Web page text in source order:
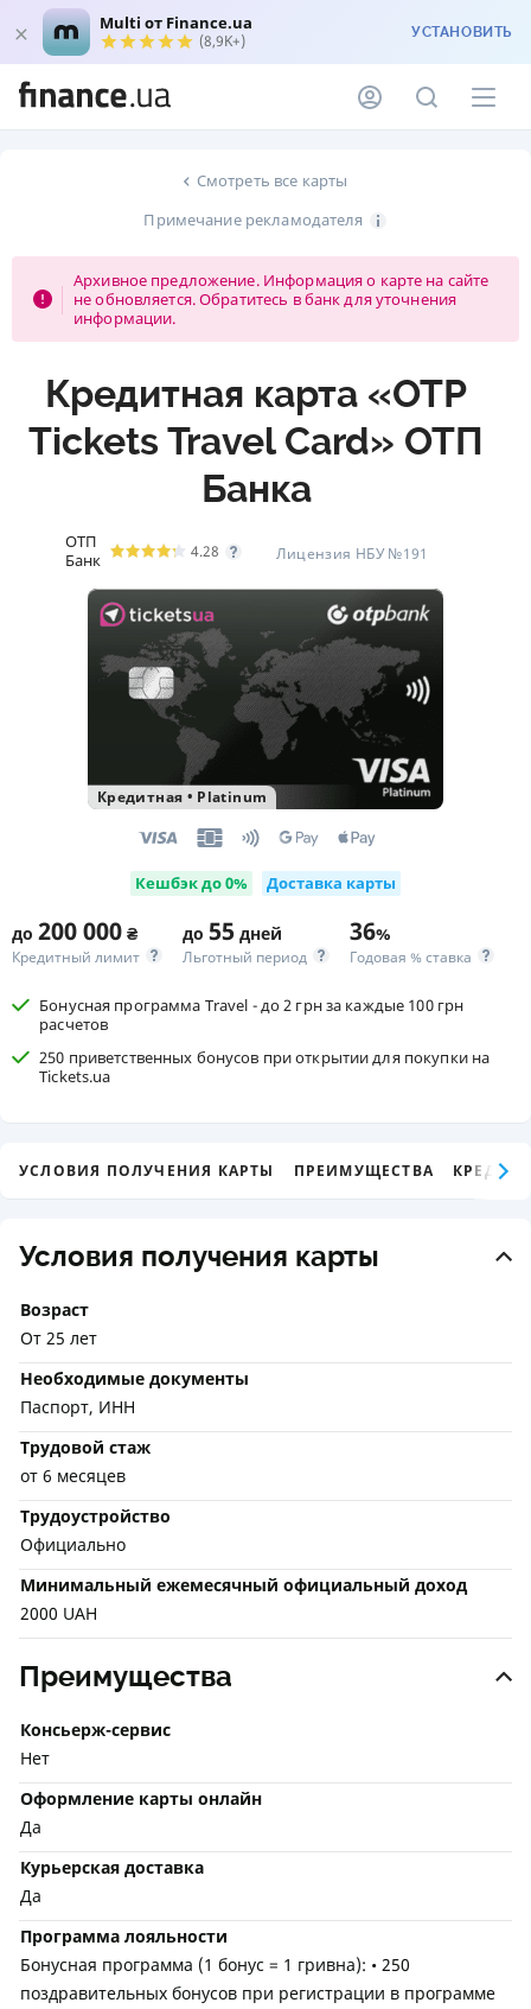
Multi от Finance.ua
(8,9K+) УСТАНОВИТЬ
Смотреть все карты
Примечание рекламодателя
Архивное предложение. Информация о карте на сайте
не обновляется. Обратитесь в банк для уточнения
информации.
Кредитная карта «ОТР
Tickets Travel Card» ОТП
Банка
ОТП
Банк
4.28 Лицензия НБУ №191
Кредитная • Platinum
Кешбэк до 0% Доставка карты
до 200 000 ₴
Кредитный лимит
до 55 дней
Льготный период
36%
Годовая % ставка
Бонусная программа Travel - до 2 грн за каждые 100 грн
расчетов
250 приветственных бонусов при открытии для покупки на
Tickets.ua
УСЛОВИЯ ПОЛУЧЕНИЯ КАРТЫ ПРЕИМУЩЕСТВА
Условия получения карты
Возраст
От 25 лет
Необходимые документы
Паспорт, ИНН
Трудовой стаж
от 6 месяцев
Трудоустройство
Официально
Минимальный ежемесячный официальный доход
2000 UAH
Преимущества
Консьерж-сервис
Нет
Оформление карты онлайн
Да
Курьерская доставка
Да
Программа лояльности
Бонусная программа (1 бонус = 1 гривна): • 250
поздравительных бонусов при регистрации в программе